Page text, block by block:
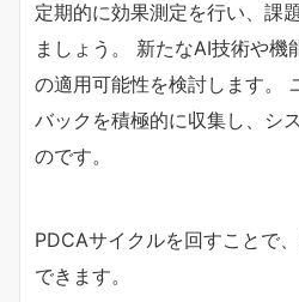
定期的に効果測定を行い、課
ましょう。 新たなAI技術や機
の適用可能性を検討します。
バックを積極的に収集し、シ
のです。
PDCAサイクルを回すことで
できます。